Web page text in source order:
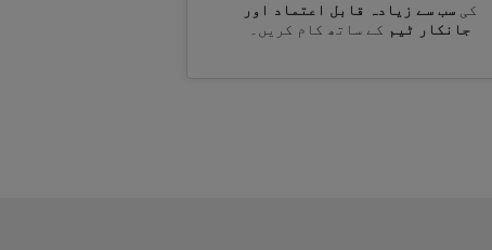
کی سب سے زیادہ قابل اعتماد اور
جانکار ٹیم کے ساتھ کام کریں۔